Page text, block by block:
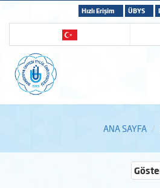
Hızlı Erişim ÜBYS
ANA SAYFA